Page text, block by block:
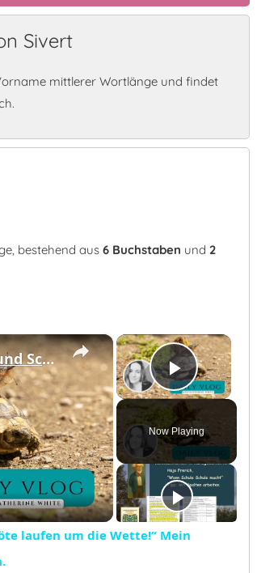
Sivert
mittlerer Wortlänge und findet
bestehend aus 6 Buchstaben und 2
×
Play Video
Now Playing
×
#DailyVlog! „Schnecke und Schildkröte laufen um die Wette!“ Mein Wochenendmotto! Keine Motivation.
laufen um die Wette!“ Mein